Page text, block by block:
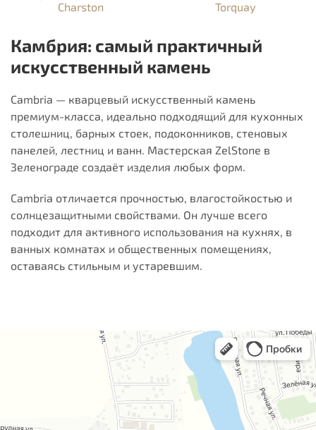
Charston Torquay
Камбрия: самый практичный
искусственный камень
Cambria — кварцевый искусственный камень
премиум-класса, идеально подходящий для кухонных
столешниц, барных стоек, подоконников, стеновых
панелей, лестниц и ванн. Мастерская ZelStone в
Зеленограде создаёт изделия любых форм.
Cambria отличается прочностью, влагостойкостью и
солнцезащитными свойствами. Он лучше всего
подходит для активного использования на кухнях, в
ванных комнатах и ​​общественных помещениях,
оставаясь стильным и устаревшим.